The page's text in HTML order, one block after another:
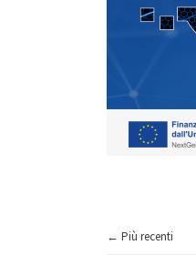
← Più recenti